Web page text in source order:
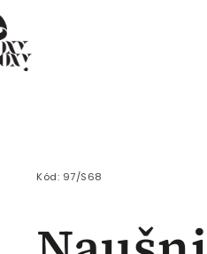
Pánské
Kód: 97/S68